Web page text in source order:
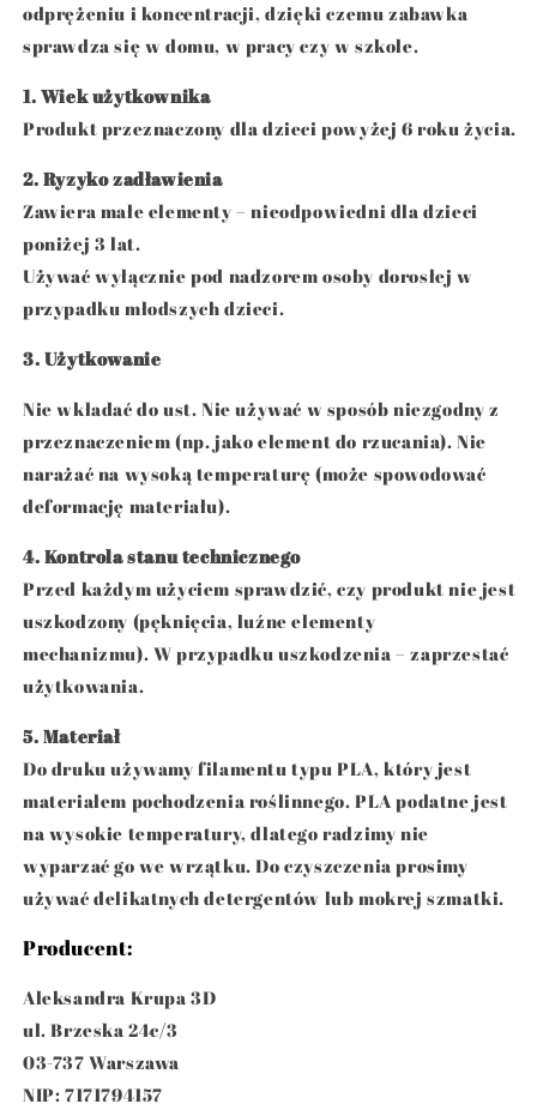
odprężeniu i koncentracji, dzięki czemu zabawka
sprawdza się w domu, w pracy czy w szkole.
1. Wiek użytkownika
Produkt przeznaczony dla dzieci powyżej 6 roku życia.
2. Ryzyko zadławienia
Zawiera małe elementy – nieodpowiedni dla dzieci
poniżej 3 lat.
Używać wyłącznie pod nadzorem osoby dorosłej w
przypadku młodszych dzieci.
3. Użytkowanie
Nie wkładać do ust. Nie używać w sposób niezgodny z
przeznaczeniem (np. jako element do rzucania). Nie
narażać na wysoką temperaturę (może spowodować
deformację materiału).
4. Kontrola stanu technicznego
Przed każdym użyciem sprawdzić, czy produkt nie jest
uszkodzony (pęknięcia, luźne elementy
mechanizmu). W przypadku uszkodzenia – zaprzestać
użytkowania.
5. Materiał
Do druku używamy filamentu typu PLA, który jest
materiałem pochodzenia roślinnego. PLA podatne jest
na wysokie temperatury, dlatego radzimy nie
wyparzać go we wrzątku. Do czyszczenia prosimy
używać delikatnych detergentów lub mokrej szmatki.
Producent:
Aleksandra Krupa 3D
ul. Brzeska 24c/3
03-737 Warszawa
NIP: 7171794157